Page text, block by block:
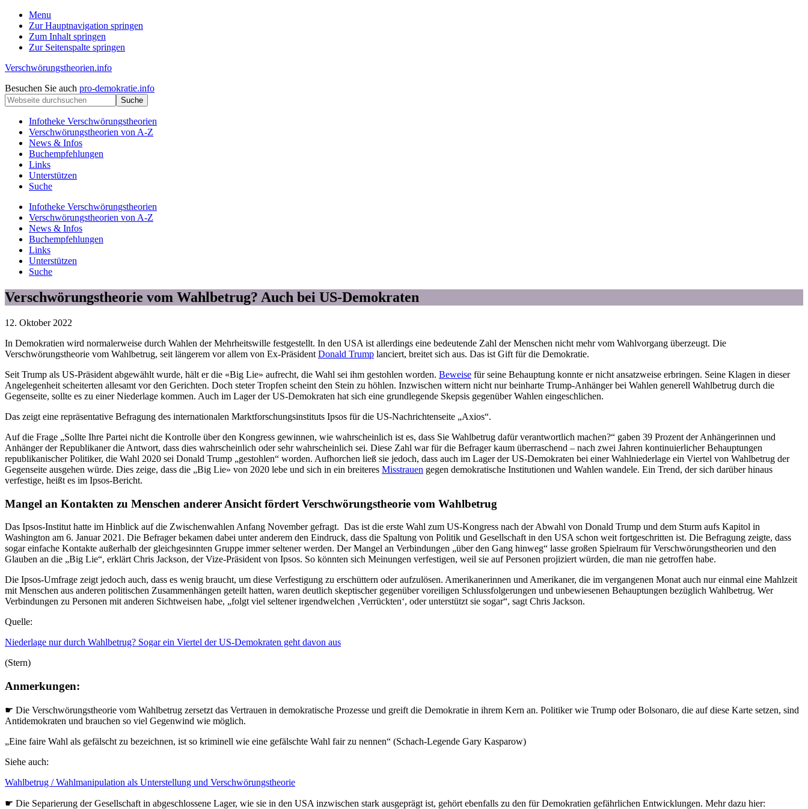
Menu
Zur Hauptnavigation springen
Zum Inhalt springen
Zur Seitenspalte springen
Verschwörungstheorien.info
Beiträge
zu
Merkmalen,
Funktionen
Risiken
konspirationistischen
Denkens
Kopfzeile
rechts
Besuchen Sie auch pro-demokratie.info
Webseite
durchsuchen
Infotheke Verschwörungstheorien
Verschwörungstheorien von A-Z
News & Infos
Buchempfehlungen
Links
Unterstützen
Suche
Infotheke Verschwörungstheorien
Verschwörungstheorien von A-Z
News & Infos
Buchempfehlungen
Links
Unterstützen
Suche
Verschwörungstheorie vom Wahlbetrug? Auch bei US-Demokraten
12. Oktober 2022
In Demokratien wird normalerweise durch Wahlen der Mehrheitswille festgestellt. In den USA ist allerdings eine bedeutende Zahl der Menschen nicht mehr vom Wahlvorgang überzeugt. Die
Verschwörungstheorie vom Wahlbetrug, seit längerem vor allem von Ex-Präsident Donald Trump lanciert, breitet sich aus. Das ist Gift für die Demokratie.
Seit Trump als US-Präsident abgewählt wurde, hält er die «Big Lie» aufrecht, die Wahl sei ihm gestohlen worden. Beweise für seine Behauptung konnte er nicht ansatzweise erbringen. Seine Klagen in dieser
Angelegenheit scheiterten allesamt vor den Gerichten. Doch steter Tropfen scheint den Stein zu höhlen. Inzwischen wittern nicht nur beinharte Trump-Anhänger bei Wahlen generell Wahlbetrug durch die
Gegenseite, sollte es zu einer Niederlage kommen. Auch im Lager der US-Demokraten hat sich eine grundlegende Skepsis gegenüber Wahlen eingeschlichen.
Das zeigt eine repräsentative Befragung des internationalen Marktforschungsinstituts Ipsos für die US-Nachrichtenseite „Axios“.
Auf die Frage „Sollte Ihre Partei nicht die Kontrolle über den Kongress gewinnen, wie wahrscheinlich ist es, dass Sie Wahlbetrug dafür verantwortlich machen?“ gaben 39 Prozent der Anhängerinnen und
Anhänger der Republikaner die Antwort, dass dies wahrscheinlich oder sehr wahrscheinlich sei. Diese Zahl war für die Befrager kaum überraschend – nach zwei Jahren kontinuierlicher Behauptungen
republikanischer Politiker, die Wahl 2020 sei Donald Trump „gestohlen“ worden. Aufhorchen ließ sie jedoch, dass auch im Lager der US-Demokraten bei einer Wahlniederlage ein Viertel von Wahlbetrug der
Gegenseite ausgehen würde. Dies zeige, dass die „Big Lie» von 2020 lebe und sich in ein breiteres Misstrauen gegen demokratische Institutionen und Wahlen wandele. Ein Trend, der sich darüber hinaus
verfestige, heißt es im Ipsos-Bericht.
Mangel an Kontakten zu Menschen anderer Ansicht fördert Verschwörungstheorie vom Wahlbetrug
Das Ipsos-Institut hatte im Hinblick auf die Zwischenwahlen Anfang November gefragt. Das ist die erste Wahl zum US-Kongress nach der Abwahl von Donald Trump und dem Sturm aufs Kapitol in
Washington am 6. Januar 2021. Die Befrager bekamen dabei unter anderem den Eindruck, dass die Spaltung von Politik und Gesellschaft in den USA schon weit fortgeschritten ist. Die Befragung zeigte, dass
sogar einfache Kontakte außerhalb der gleichgesinnten Gruppe immer seltener werden. Der Mangel an Verbindungen „über den Gang hinweg“ lasse großen Spielraum für Verschwörungstheorien und den
Glauben an die „Big Lie“, erklärt Chris Jackson, der Vize-Präsident von Ipsos. So könnten sich Meinungen verfestigen, weil sie auf Personen projiziert würden, die man nie getroffen habe.
Die Ipsos-Umfrage zeigt jedoch auch, dass es wenig braucht, um diese Verfestigung zu erschüttern oder aufzulösen. Amerikanerinnen und Amerikaner, die im vergangenen Monat auch nur einmal eine Mahlzeit
mit Menschen aus anderen politischen Zusammenhängen geteilt hatten, waren deutlich skeptischer gegenüber voreiligen Schlussfolgerungen und unbewiesenen Behauptungen bezüglich Wahlbetrug. Wer
Verbindungen zu Personen mit anderen Sichtweisen habe, „folgt viel seltener irgendwelchen ‚Verrückten‘, oder unterstützt sie sogar“, sagt Chris Jackson.
Quelle:
Niederlage nur durch Wahlbetrug? Sogar ein Viertel der US-Demokraten geht davon aus
(Stern)
Anmerkungen:
☛ Die Verschwörungstheorie vom Wahlbetrug zersetzt das Vertrauen in demokratische Prozesse und greift die Demokratie in ihrem Kern an. Politiker wie Trump oder Bolsonaro, die auf diese Karte setzen, sind
Antidemokraten und brauchen so viel Gegenwind wie möglich.
„Eine faire Wahl als gefälscht zu bezeichnen, ist so kriminell wie eine gefälschte Wahl fair zu nennen“ (Schach-Legende Gary Kasparow)
Siehe auch:
Wahlbetrug / Wahlmanipulation als Unterstellung und Verschwörungstheorie
☛ Die Separierung der Gesellschaft in abgeschlossene Lager, wie sie in den USA inzwischen stark ausgeprägt ist, gehört ebenfalls zu den für Demokratien gefährlichen Entwicklungen. Mehr dazu hier: